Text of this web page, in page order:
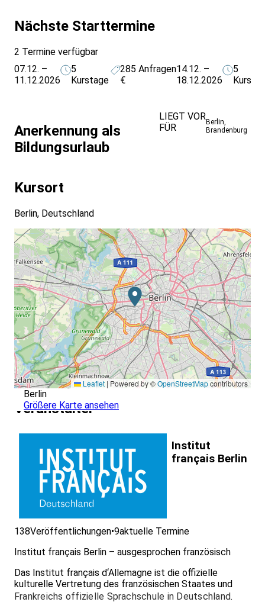
Nächste Starttermine
2 Termine verfügbar
07.12. –
11.12.2026
5
Kurstage
285
€
Anfragen14.12. –
18.12.2026
5
Anerkennung als
Bildungsurlaub
LIEGT VOR
FÜR
Berlin,
Brandenburg
Kursort
Berlin, Deutschland
Leaflet | Powered by ©OpenStreetMapcontributors
Berlin
Größere Karte ansehen
Veranstalter
Institut
français Berlin
138Veröffentlichungen•9aktuelle Termine
Institut français Berlin – ausgesprochen französisch
Das Institut français d‘Allemagne ist die offizielle
kulturelle Vertretung des französischen Staates und
Frankreichs offizielle Sprachschule in Deutschland.